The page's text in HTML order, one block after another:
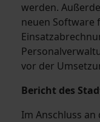
werden.
neuen Software
vor der
Bericht des
Im Anschluss